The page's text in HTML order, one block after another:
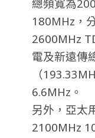
總頻寬為
180MHz，
2600MHz
電及新遠傳
（
6.6MHz。
另外，亞太
2100MHz